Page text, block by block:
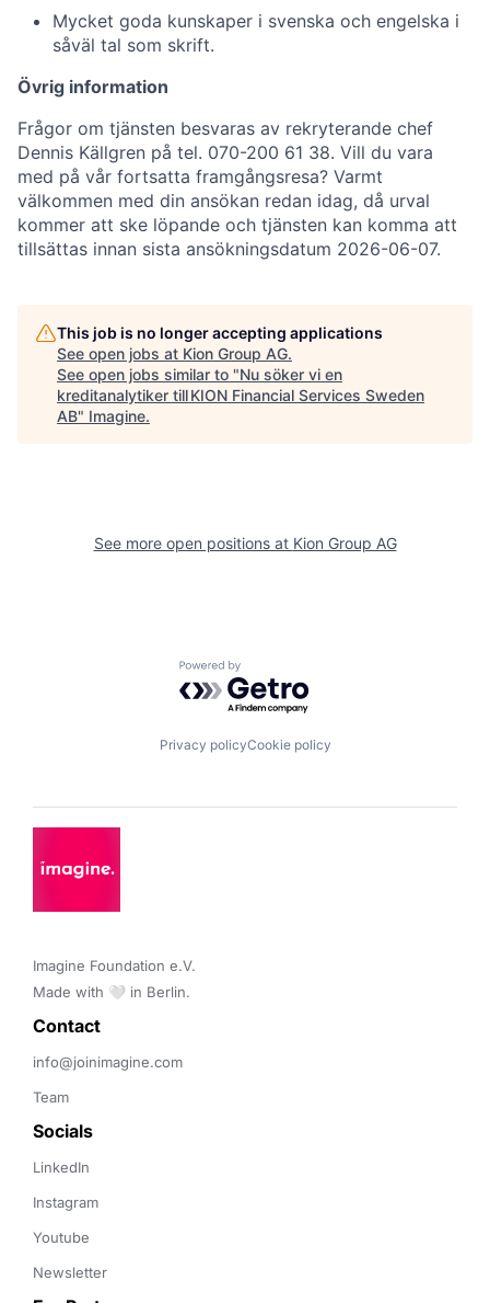
Mycket goda kunskaper i svenska och engelska i
såväl tal som skrift.
Övrig information
Frågor om tjänsten besvaras av rekryterande chef
Dennis Källgren på tel. 070-200 61 38. Vill du vara
med på vår fortsatta framgångsresa? Varmt
välkommen med din ansökan redan idag, då urval
kommer att ske löpande och tjänsten kan komma att
tillsättas innan sista ansökningsdatum 2026-06-07.
This job is no longer accepting applications
See open jobs at Kion Group AG.
See open jobs similar to "Nu söker vi en
kreditanalytiker till KION Financial Services Sweden
AB" Imagine.
See more open positions at Kion Group AG
Powered by Getro.com
Privacy policyCookie policy
Imagine Foundation e.V.
Made with 🤍 in Berlin.
Contact
info@joinimagine.com
Team
Socials
LinkedIn
Instagram
Youtube
Newsletter